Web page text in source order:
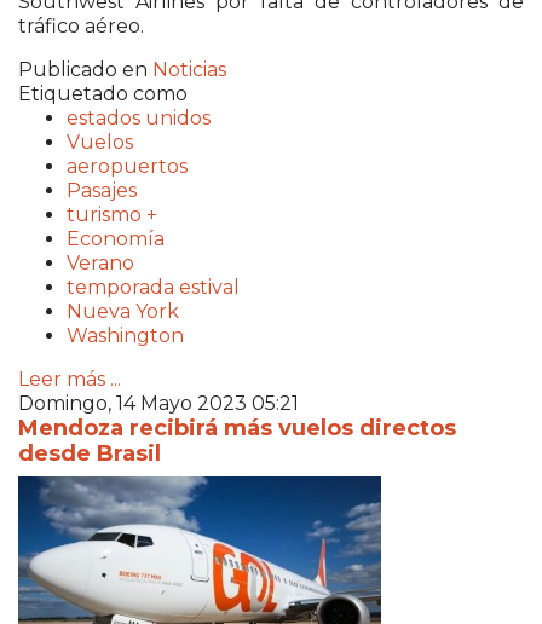
tráfico aéreo.
Publicado en Noticias
Etiquetado como
estados unidos
Vuelos
aeropuertos
Pasajes
turismo +
Economía
Verano
temporada estival
Nueva York
Washington
Leer más ...
Domingo, 14 Mayo 2023 05:21
Mendoza recibirá más vuelos directos
desde Brasil